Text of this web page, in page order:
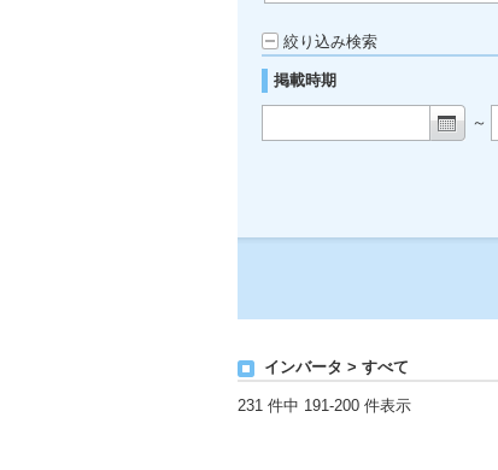
絞り込み検索
掲載時期
～
インバータ > すべて
231 件中 191-200 件表示